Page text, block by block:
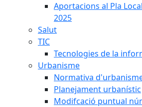
Aportacions al Pla
2025
Salut
TIC
Tecnologies de la
Urbanisme
Normativa
Planejament urbanístic
Modifcació puntual